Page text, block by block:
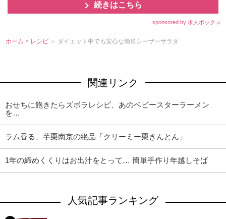
続きはこちら
sponsored by 求人ボックス
ホーム > レシピ ＞ ダイエット中でも安心な簡単シーザーサラダ
関連リンク
おせちに飽きたらズボラレシピ、あのベビースターラーメン
を…
ラム香る、芋栗南京の絶品「クリーミー栗きんとん」
1年の締めくくりはお出汁をとって… 簡単手作り年越しそば
人気記事ランキング